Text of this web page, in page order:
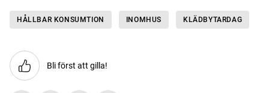
HÅLLBAR KONSUMTION INOMHUS KLÄDBYTARDAG
Bli först att gilla!